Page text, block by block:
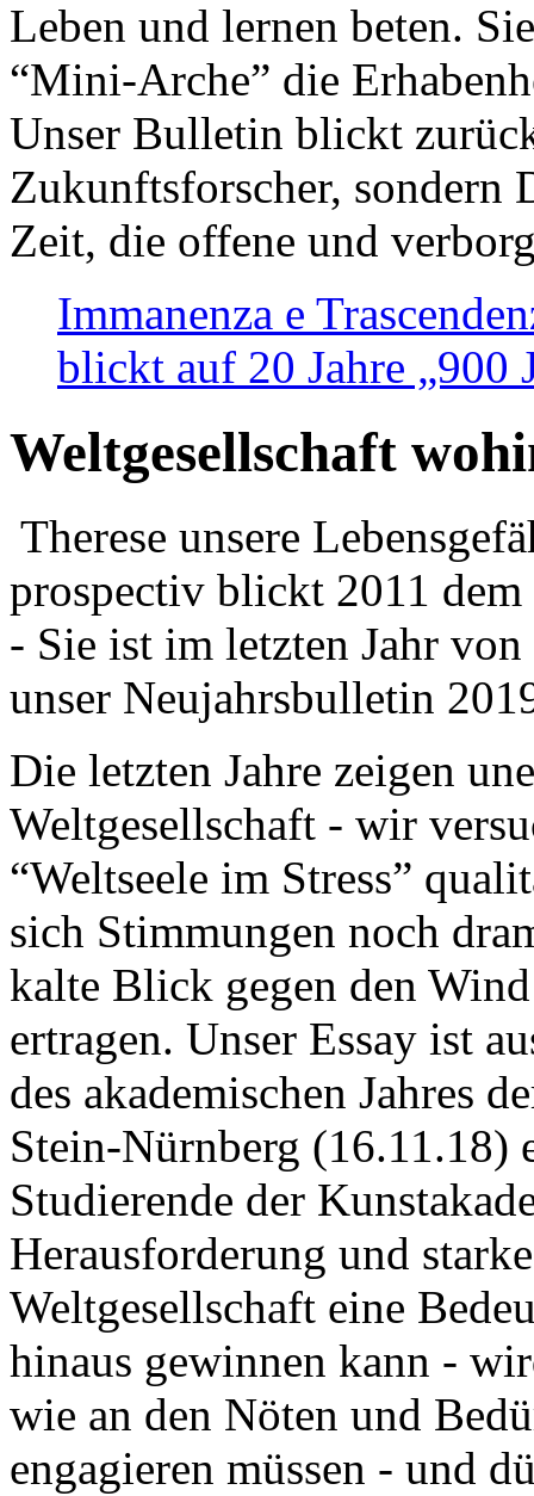
Leben und lernen beten.
“Mini-Arche” die
Unser Bulletin blickt
Zukunftsforscher, sondern
Zeit, die offene und
Immanenza e
blickt auf 20 Jahre „900
Weltgesellschaft
Therese unsere
prospectiv blickt 2011
- Sie ist im letzten Jahr
unser Neujahrsbulletin
Die letzten Jahre zeigen
Weltgesellschaft - wir
“Weltseele im Stress”
sich Stimmungen noch
kalte Blick gegen den
ertragen. Unser Essay ist
des akademischen Jahres
Stein-Nürnberg (16.11.18)
Studierende der
Herausforderung und
Weltgesellschaft eine
hinaus gewinnen kann -
wie an den Nöten und
engagieren müssen - und